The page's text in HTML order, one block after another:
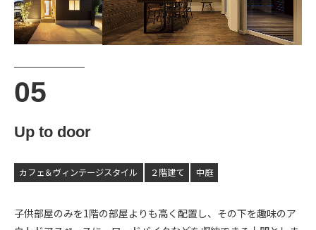
Up to door
カフェ＆ヴィンテージスタイル ２階建て 中庭
子供部屋のみを1階の部屋よりも高く配置し、その下を趣味のア